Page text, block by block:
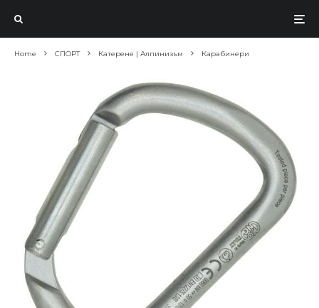
Home СПОРТ Катерене | Алпинизъм Карабинери